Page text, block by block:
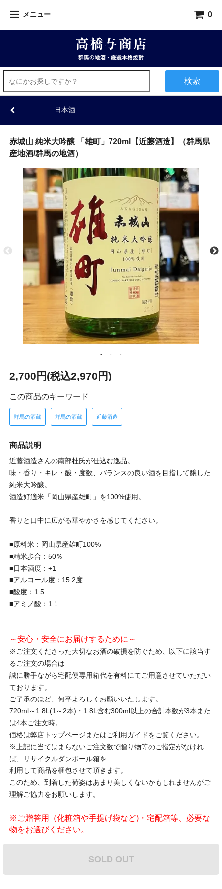
メニュー 0
検索
日本酒
赤城山 純米大吟醸 「雄町」720ml【近藤酒造】（群馬県
産地酒/群馬の地酒）
2,700円(税込2,970円)
この商品のキーワード
群馬の酒蔵 群馬の酒蔵 近藤酒造
商品説明
近藤酒造さんの南部杜氏が仕込む逸品。
味・香り・キレ・酸・度数、バランスの良い酒を目指して醸した
純米大吟醸。
酒造好適米「岡山県産雄町」を100%使用。
香りと口中に広がる華やかさを感じてください。
■原料米：岡山県産雄町100%
■精米歩合：50％
■日本酒度：+1
■アルコール度：15.2度
■酸度：1.5
■アミノ酸：1.1
～安心・安全にお届けするために～
※ご注文くださった大切なお酒の破損を防ぐため、以下に該当す
るご注文の場合は
誠に勝手ながら宅配便専用箱代を有料にてご用意させていただい
ております。
ご了承のほど、何卒よろしくお願いいたします。
720ml～1.8L(1～2本)・1.8L含む300ml以上の合計本数が3本また
は4本ご注文時。
価格は弊店トップページまたはご利用ガイドをご覧ください。
※上記に当てはまらないご注文数で贈り物等のご指定がなけれ
ば、リサイクルダンボール箱を
利用して商品を梱包させて頂きます。
このため、到着した荷姿はあまり美しくないかもしれませんがご
理解ご協力をお願いします。
※ご贈答用（化粧箱や手提げ袋など)・宅配箱等、必要な
物をお選びください。
SOLD OUT